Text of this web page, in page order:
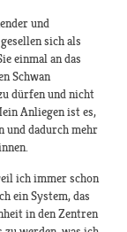
und
sich als
einmal an das
Schwan
dürfen und nicht
Anliegen ist es,
und dadurch mehr
ich immer schon
ein System, das
in den Zentren